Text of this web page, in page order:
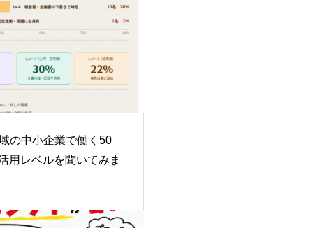
の中小企業で働く50
用レベルを聞いてみま